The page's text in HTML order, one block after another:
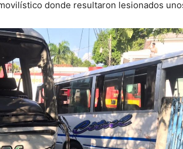
donde resultaron lesionados